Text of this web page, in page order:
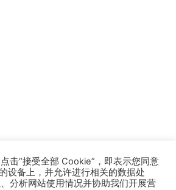
击“接受全部 Cookie”，即表示您同意
设备上，并允许进行相关的数据处
分析网站使用情况并协助我们开展营